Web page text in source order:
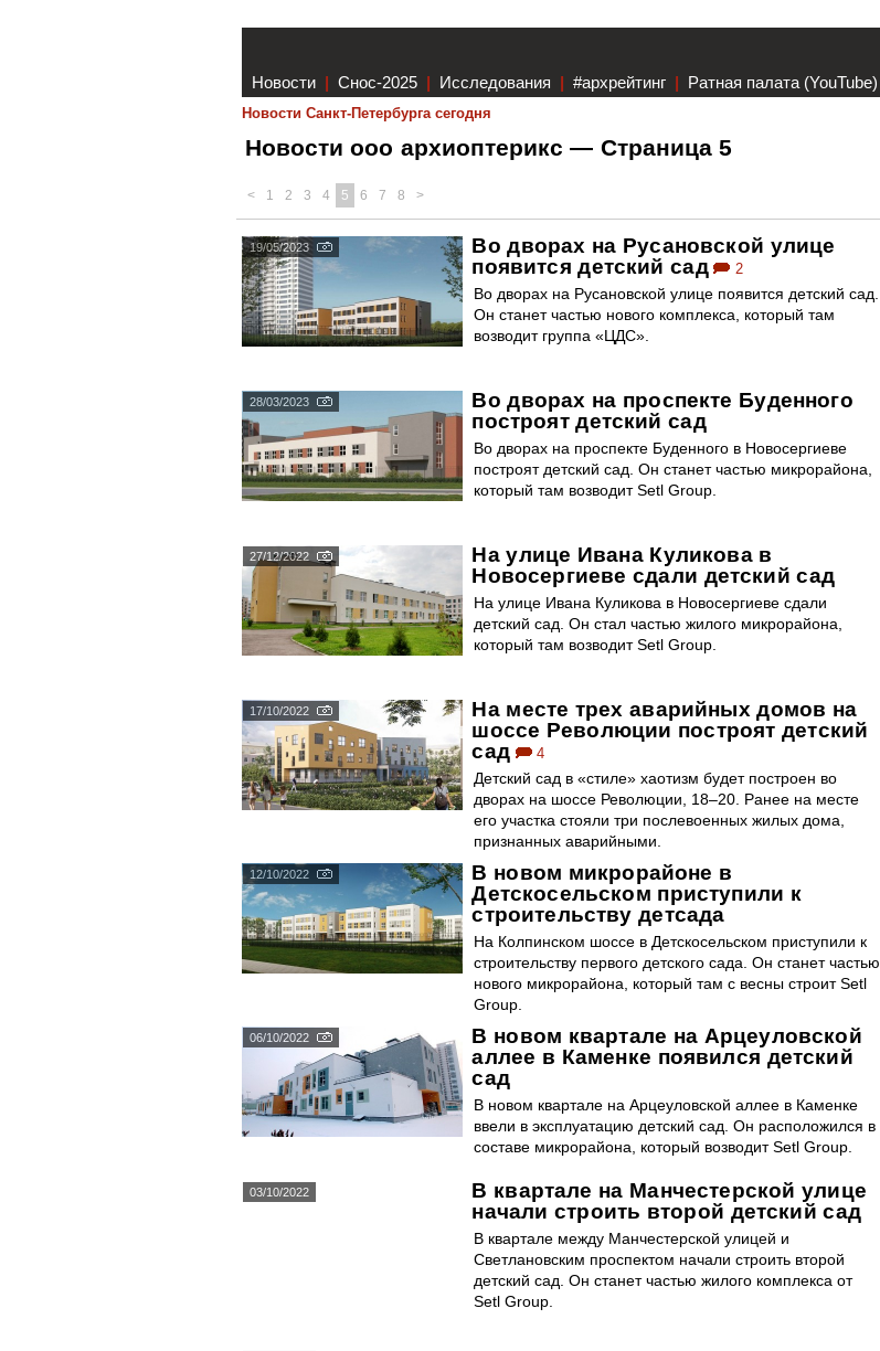
Новости | Снос-2025 | Исследования | #архрейтинг | Ратная палата (YouTube)
Новости Санкт-Петербурга сегодня
Новости ооо архиоптерикс — Страница 5
< 1 2 3 4 5 6 7 8 >
19/05/2023
Во дворах на Русановской улице
появится детский сад
2
Во дворах на Русановской улице появится детский сад.
Он станет частью нового комплекса, который там
возводит группа «ЦДС».
28/03/2023
Во дворах на проспекте Буденного
построят детский сад
Во дворах на проспекте Буденного в Новосергиеве
построят детский сад. Он станет частью микрорайона,
который там возводит Setl Group.
27/12/2022
На улице Ивана Куликова в
Новосергиеве сдали детский сад
На улице Ивана Куликова в Новосергиеве сдали
детский сад. Он стал частью жилого микрорайона,
который там возводит Setl Group.
17/10/2022
На месте трех аварийных домов на
шоссе Революции построят детский
сад
4
Детский сад в «стиле» хаотизм будет построен во
дворах на шоссе Революции, 18–20. Ранее на месте
его участка стояли три послевоенных жилых дома,
признанных аварийными.
12/10/2022
В новом микрорайоне в
Детскосельском приступили к
строительству детсада
На Колпинском шоссе в Детскосельском приступили к
строительству первого детского сада. Он станет частью
нового микрорайона, который там с весны строит Setl
Group.
06/10/2022
В новом квартале на Арцеуловской
аллее в Каменке появился детский
сад
В новом квартале на Арцеуловской аллее в Каменке
ввели в эксплуатацию детский сад. Он расположился в
составе микрорайона, который возводит Setl Group.
03/10/2022
В квартале на Манчестерской улице
начали строить второй детский сад
В квартале между Манчестерской улицей и
Светлановским проспектом начали строить второй
детский сад. Он станет частью жилого комплекса от
Setl Group.